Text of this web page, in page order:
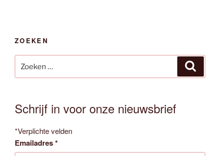
ZOEKEN
naar:
Schrijf in voor onze nieuwsbrief
*Verplichte velden
Emailadres*